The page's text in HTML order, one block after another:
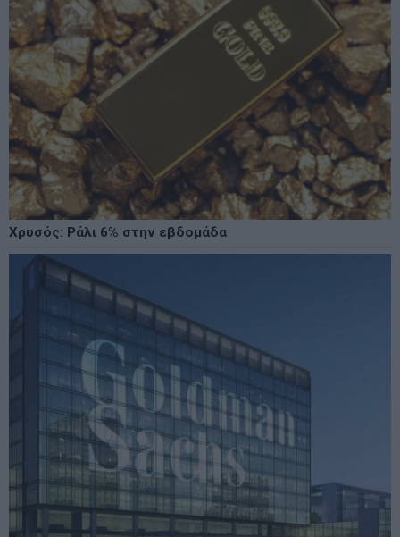
Χρυσός: Ράλι 6% στην εβδομάδα